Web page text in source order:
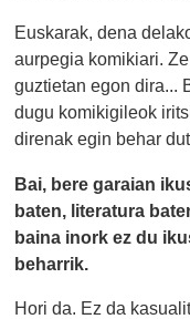
Euskarak, dena
aurpegia komikiari.
guztietan egon dira...
dugu komikigileok
direnak egin behar
Bai, bere garaian
baten, literatura
baina inork ez du
beharrik.
Hori da. Ez da